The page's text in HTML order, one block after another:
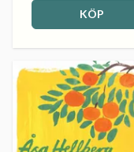
KÖP